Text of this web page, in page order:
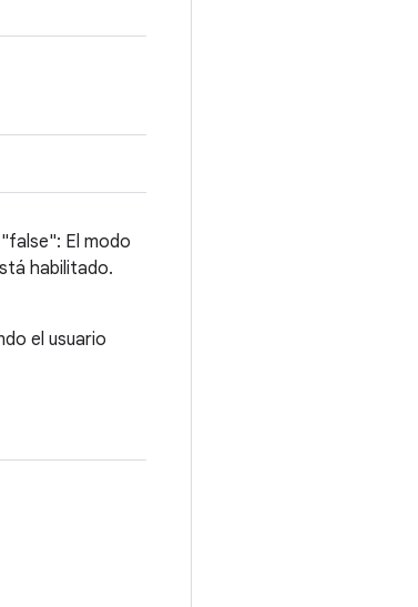
El modo
habilitado.
el usuario